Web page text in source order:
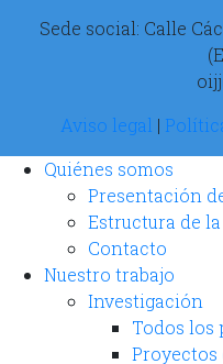
Sede social: Calle
Aviso legal |
Quiénes somos
Presentación
Estructura de
Contacto
Nuestro trabajo
Investigación
Todos los
Proyectos